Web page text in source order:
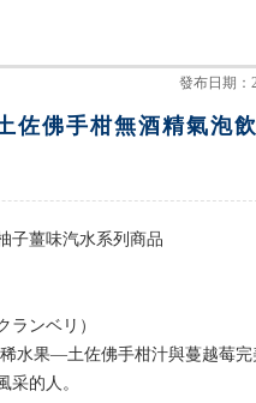
發布日期：
佐佛手柑無酒精氣泡
子薑味汽水系列商品
ンベリ）
水果—土佐佛手柑汁與蔓越莓完
采的人。